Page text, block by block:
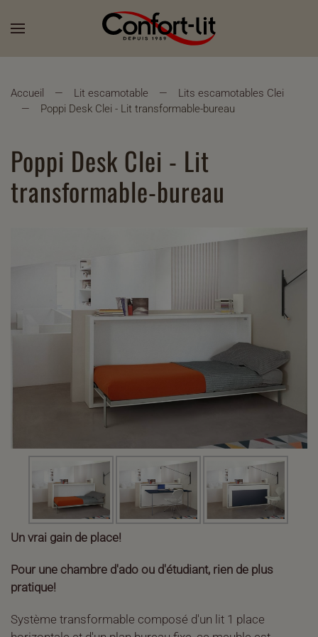
Accueil Lit escamotable
Lits escamotables Clei
Poppi Desk Clei - Lit transformable-bureau
Poppi Desk Clei - Lit
transformable-bureau
Un vrai gain de place!
Pour une chambre d'ado ou d'étudiant, rien de plus
pratique!
Système transformable composé d'un lit 1 place